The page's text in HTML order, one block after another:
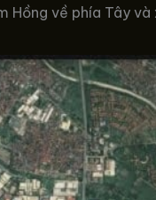
Hồng về phía Tây và